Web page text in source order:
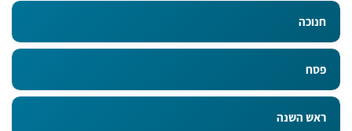
חנוכה
פסח
ראש השנה